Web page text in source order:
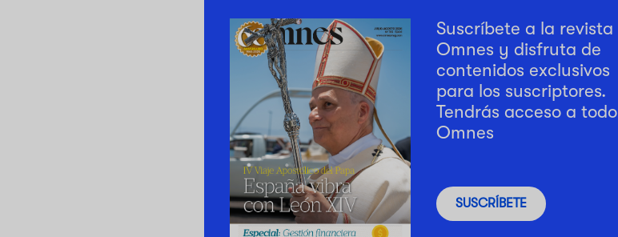
Suscríbete a la revista
Omnes y disfruta de
contenidos exclusivos
para los suscriptores.
Tendrás acceso a todo
Omnes
SUSCRÍBETE